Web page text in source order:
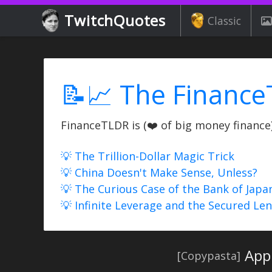
TwitchQuotes Classic
📝📈 The
FinanceTLDR is (❤️ of big money
💡 The Trillion-Dollar Magic Trick
💡 China Doesn't Make Sense, Unless?
💡 The Curious Case of the Bank of
💡 Infinite Leverage and the Secured
[Copypasta]